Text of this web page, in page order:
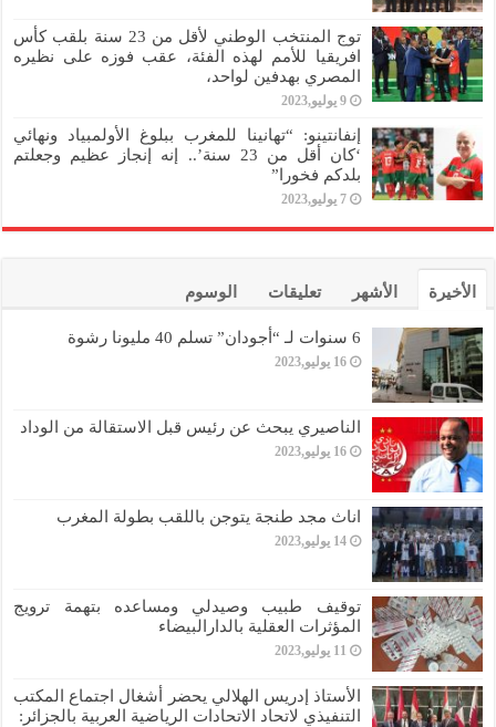
توج المنتخب الوطني لأقل من 23 سنة بلقب كأس
افريقيا للأمم لهذه الفئة، عقب فوزه على نظيره
المصري بهدفين لواحد،
9 يوليو,2023
إنفانتينو: “تهانينا للمغرب ببلوغ الأولمبياد ونهائي
‘كان أقل من 23 سنة’.. إنه إنجاز عظيم وجعلتم
بلدكم فخورا”
7 يوليو,2023
الأخيرة الأشهر تعليقات الوسوم
6 سنوات لـ “أجودان” تسلم 40 مليونا رشوة
16 يوليو,2023
الناصيري يبحث عن رئيس قبل الاستقالة من الوداد
16 يوليو,2023
اناث مجد طنجة يتوجن باللقب بطولة المغرب
14 يوليو,2023
توقيف طبيب وصيدلي ومساعده بتهمة ترويج
المؤثرات العقلية بالدارالبيضاء
11 يوليو,2023
الأستاذ إدريس الهلالي يحضر أشغال اجتماع المكتب
التنفيذي لاتحاد الاتحادات الرياضية العربية بالجزائر: